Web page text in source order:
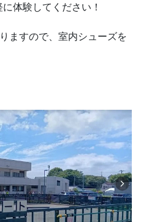
体験してください！
ますので、室内シューズを